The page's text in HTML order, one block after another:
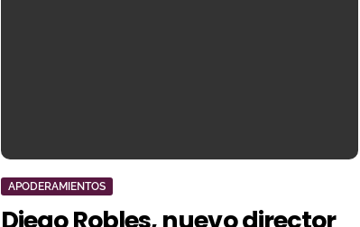
APODERAMIENTOS
Diego Robles, nuevo director